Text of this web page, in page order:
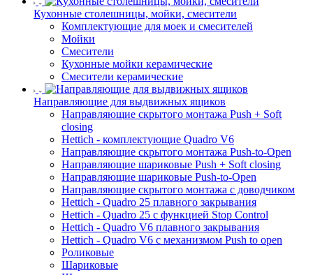
Кухонные столешницы, мойки, смесители
Комплектующие для моек и смесителей
Мойки
Смесители
Кухонные мойки керамические
Смесители керамические
Направляющие для выдвижных ящиков
Направляющие скрытого монтажа Push + Soft
closing
Hettich - комплектующие Quadro V6
Направляющие скрытого монтажа Push-to-Open
Направляющие шариковые Push + Soft closing
Направляющие шариковые Push-to-Open
Направляющие скрытого монтажа с доводчиком
Hettich - Quadro 25 плавного закрывания
Hettich - Quadro 25 с функцией Stop Control
Hettich - Quadro V6 плавного закрывания
Hettich - Quadro V6 с механизмом Push to open
Роликовые
Шариковые